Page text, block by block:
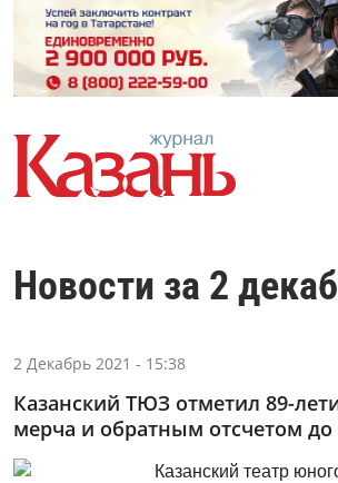
Новости за 2
2 Декабрь 2021 - 15:38
Казанский ТЮЗ отметил 89-
мерча и обратным отсчетом
Казанский театр